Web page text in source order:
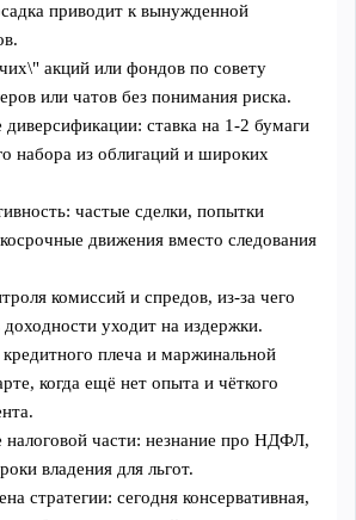
приводит к вынужденной
акций или фондов по совету
или чатов без понимания риска.
ставка на 1-2 бумаги
набора из облигаций и широких
частые сделки, попытки
движения вместо следования
комиссий и спредов, из‑за чего
доходности уходит на издержки.
плеча и маржинальной
когда ещё нет опыта и чёткого
налоговой части: незнание про НДФЛ,
владения для льгот.
стратегии: сегодня консервативная,